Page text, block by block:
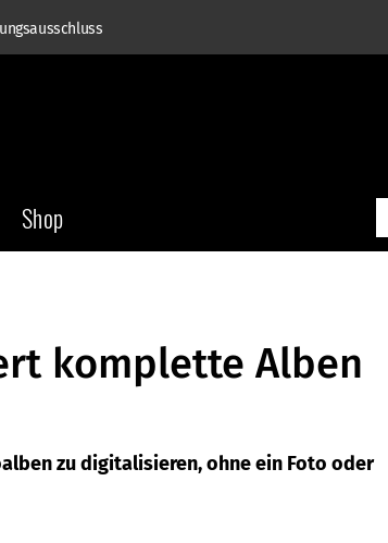
Shop
komplette Alben
zu digitalisieren, ohne ein Foto oder